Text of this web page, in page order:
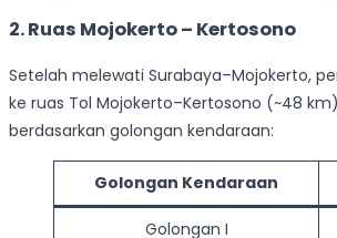
2. Ruas Mojokerto – Kertosono
Setelah melewati Surabaya–Mojokerto,
ke ruas Tol Mojokerto–Kertosono (~48
berdasarkan golongan kendaraan:
Golongan Kendaraan
Golongan I